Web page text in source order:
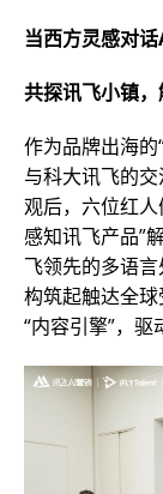
当西方灵感对话
共探讯飞小镇
作为品牌出海
与科大讯飞的
观后，六位红
感知讯飞产品”
飞领先的多语
构筑起触达全
“内容引擎”，驱